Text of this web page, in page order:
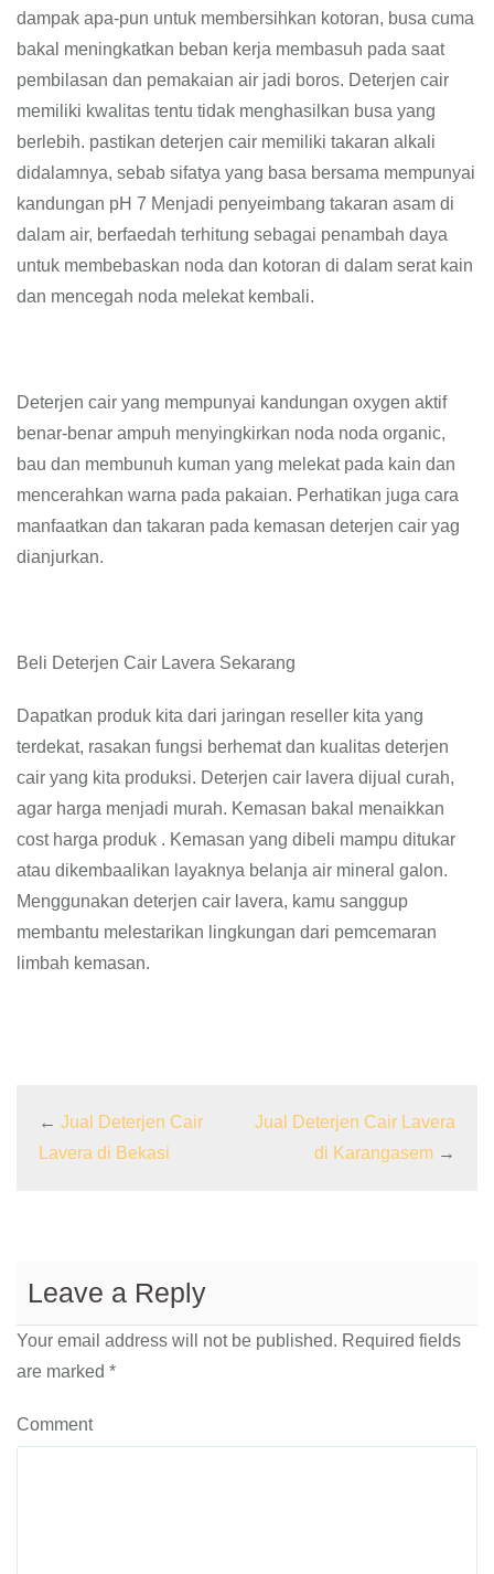
dampak apa-pun untuk membersihkan kotoran, busa cuma
bakal meningkatkan beban kerja membasuh pada saat
pembilasan dan pemakaian air jadi boros. Deterjen cair
memiliki kwalitas tentu tidak menghasilkan busa yang
berlebih. pastikan deterjen cair memiliki takaran alkali
didalamnya, sebab sifatya yang basa bersama mempunyai
kandungan pH 7 Menjadi penyeimbang takaran asam di
dalam air, berfaedah terhitung sebagai penambah daya
untuk membebaskan noda dan kotoran di dalam serat kain
dan mencegah noda melekat kembali.
Deterjen cair yang mempunyai kandungan oxygen aktif
benar-benar ampuh menyingkirkan noda noda organic,
bau dan membunuh kuman yang melekat pada kain dan
mencerahkan warna pada pakaian. Perhatikan juga cara
manfaatkan dan takaran pada kemasan deterjen cair yag
dianjurkan.
Beli Deterjen Cair Lavera Sekarang
Dapatkan produk kita dari jaringan reseller kita yang
terdekat, rasakan fungsi berhemat dan kualitas deterjen
cair yang kita produksi. Deterjen cair lavera dijual curah,
agar harga menjadi murah. Kemasan bakal menaikkan
cost harga produk . Kemasan yang dibeli mampu ditukar
atau dikembaalikan layaknya belanja air mineral galon.
Menggunakan deterjen cair lavera, kamu sanggup
membantu melestarikan lingkungan dari pemcemaran
limbah kemasan.
← Jual Deterjen Cair
Lavera di Bekasi
Jual Deterjen Cair Lavera
di Karangasem →
Leave a Reply
Your email address will not be published. Required fields
are marked *
Comment